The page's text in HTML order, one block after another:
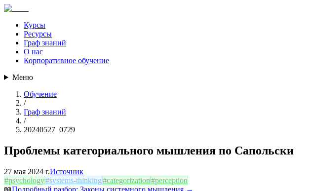
Курсы
Ресурсы
Граф знаний
О нас
Корпоративное обучение
Меню
Обучение
/
Граф знаний
/
20240527_0729
Проблемы категориального мышления по Сапольски
27 мая 2024 г.Источник
#psychology#systems-thinking#categorization#perception
📖Подробный разбор: Законы системного мышления →